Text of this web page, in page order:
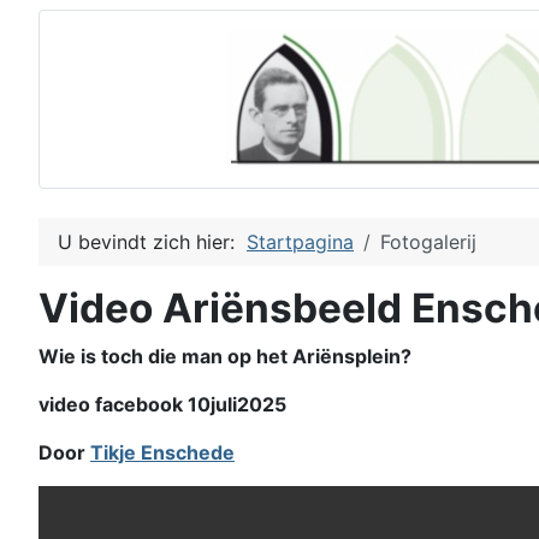
U bevindt zich hier: Startpagina Fotogalerij
Video Ariënsbeeld
Wie is toch die man op het Ariënsplein?
video facebook 10juli2025
Door Tikje Enschede